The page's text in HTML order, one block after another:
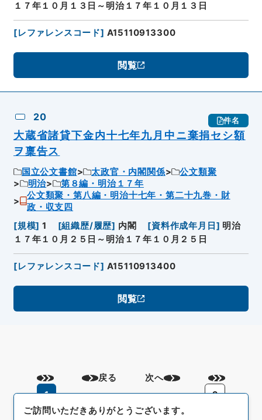
１７年１０月１３日～明治１７年１０月１３日
[レファレンスコード] A15110913300
閲覧
20 件名
大蔵省諸貸下金内十七年九月中ニ棄捐セシ額
ヲ稟告ス
国立公文書館 太政官・内閣関係
公文類聚
明治
第８編・明治１７年
公文類聚・第八編・明治十七年・第二十九巻・財
政・収支四
[規模] 1 [組織歴/履歴] 内閣 [資料作成年月日 ] 明治
１７年１０月２５日～明治１７年１０月２５日
[レファレンスコード] A15110913400
閲覧
戻る
1
2
次へ
ご訪問いただきありがとうございます。